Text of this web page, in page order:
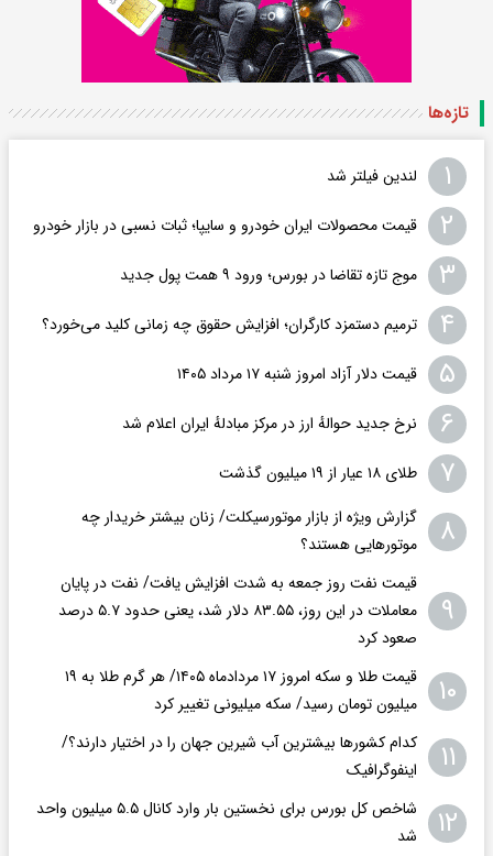
تازه‌ها
۱ لندین فیلتر شد
۲ قیمت محصولات ایران خودرو و سایپا؛ ثبات نسبی در بازار خودرو
۳ موج تازه تقاضا در بورس؛ ورود ۹ همت پول جدید
۴ ترمیم دستمزد کارگران؛ افزایش حقوق چه زمانی کلید می‌خورد؟
۵ قیمت دلار آزاد امروز شنبه ۱۷ مرداد ۱۴۰۵
۶ نرخ جدید حوالهٔ ارز در مرکز مبادلهٔ ایران اعلام شد
۷ طلای ۱۸ عیار از ۱۹ میلیون گذشت
۸
گزارش ویژه از بازار موتورسیکلت/ زنان بیشتر خریدار چه
موتورهایی هستند؟
۹
قیمت نفت روز جمعه به شدت افزایش یافت/ نفت در پایان
معاملات در این روز، ۸۳.۵۵ دلار شد، یعنی حدود ۵.۷ درصد
صعود کرد
۱۰
قیمت طلا و سکه امروز ۱۷ مردادماه ۱۴۰۵/ هر گرم طلا به ۱۹
میلیون تومان رسید/ سکه میلیونی تغییر کرد
۱۱
کدام کشورها بیشترین آب شیرین جهان را در اختیار دارند؟/
اینفوگرافیک
۱۲
شاخص کل بورس برای نخستین بار وارد کانال ۵.۵ میلیون واحد
شد